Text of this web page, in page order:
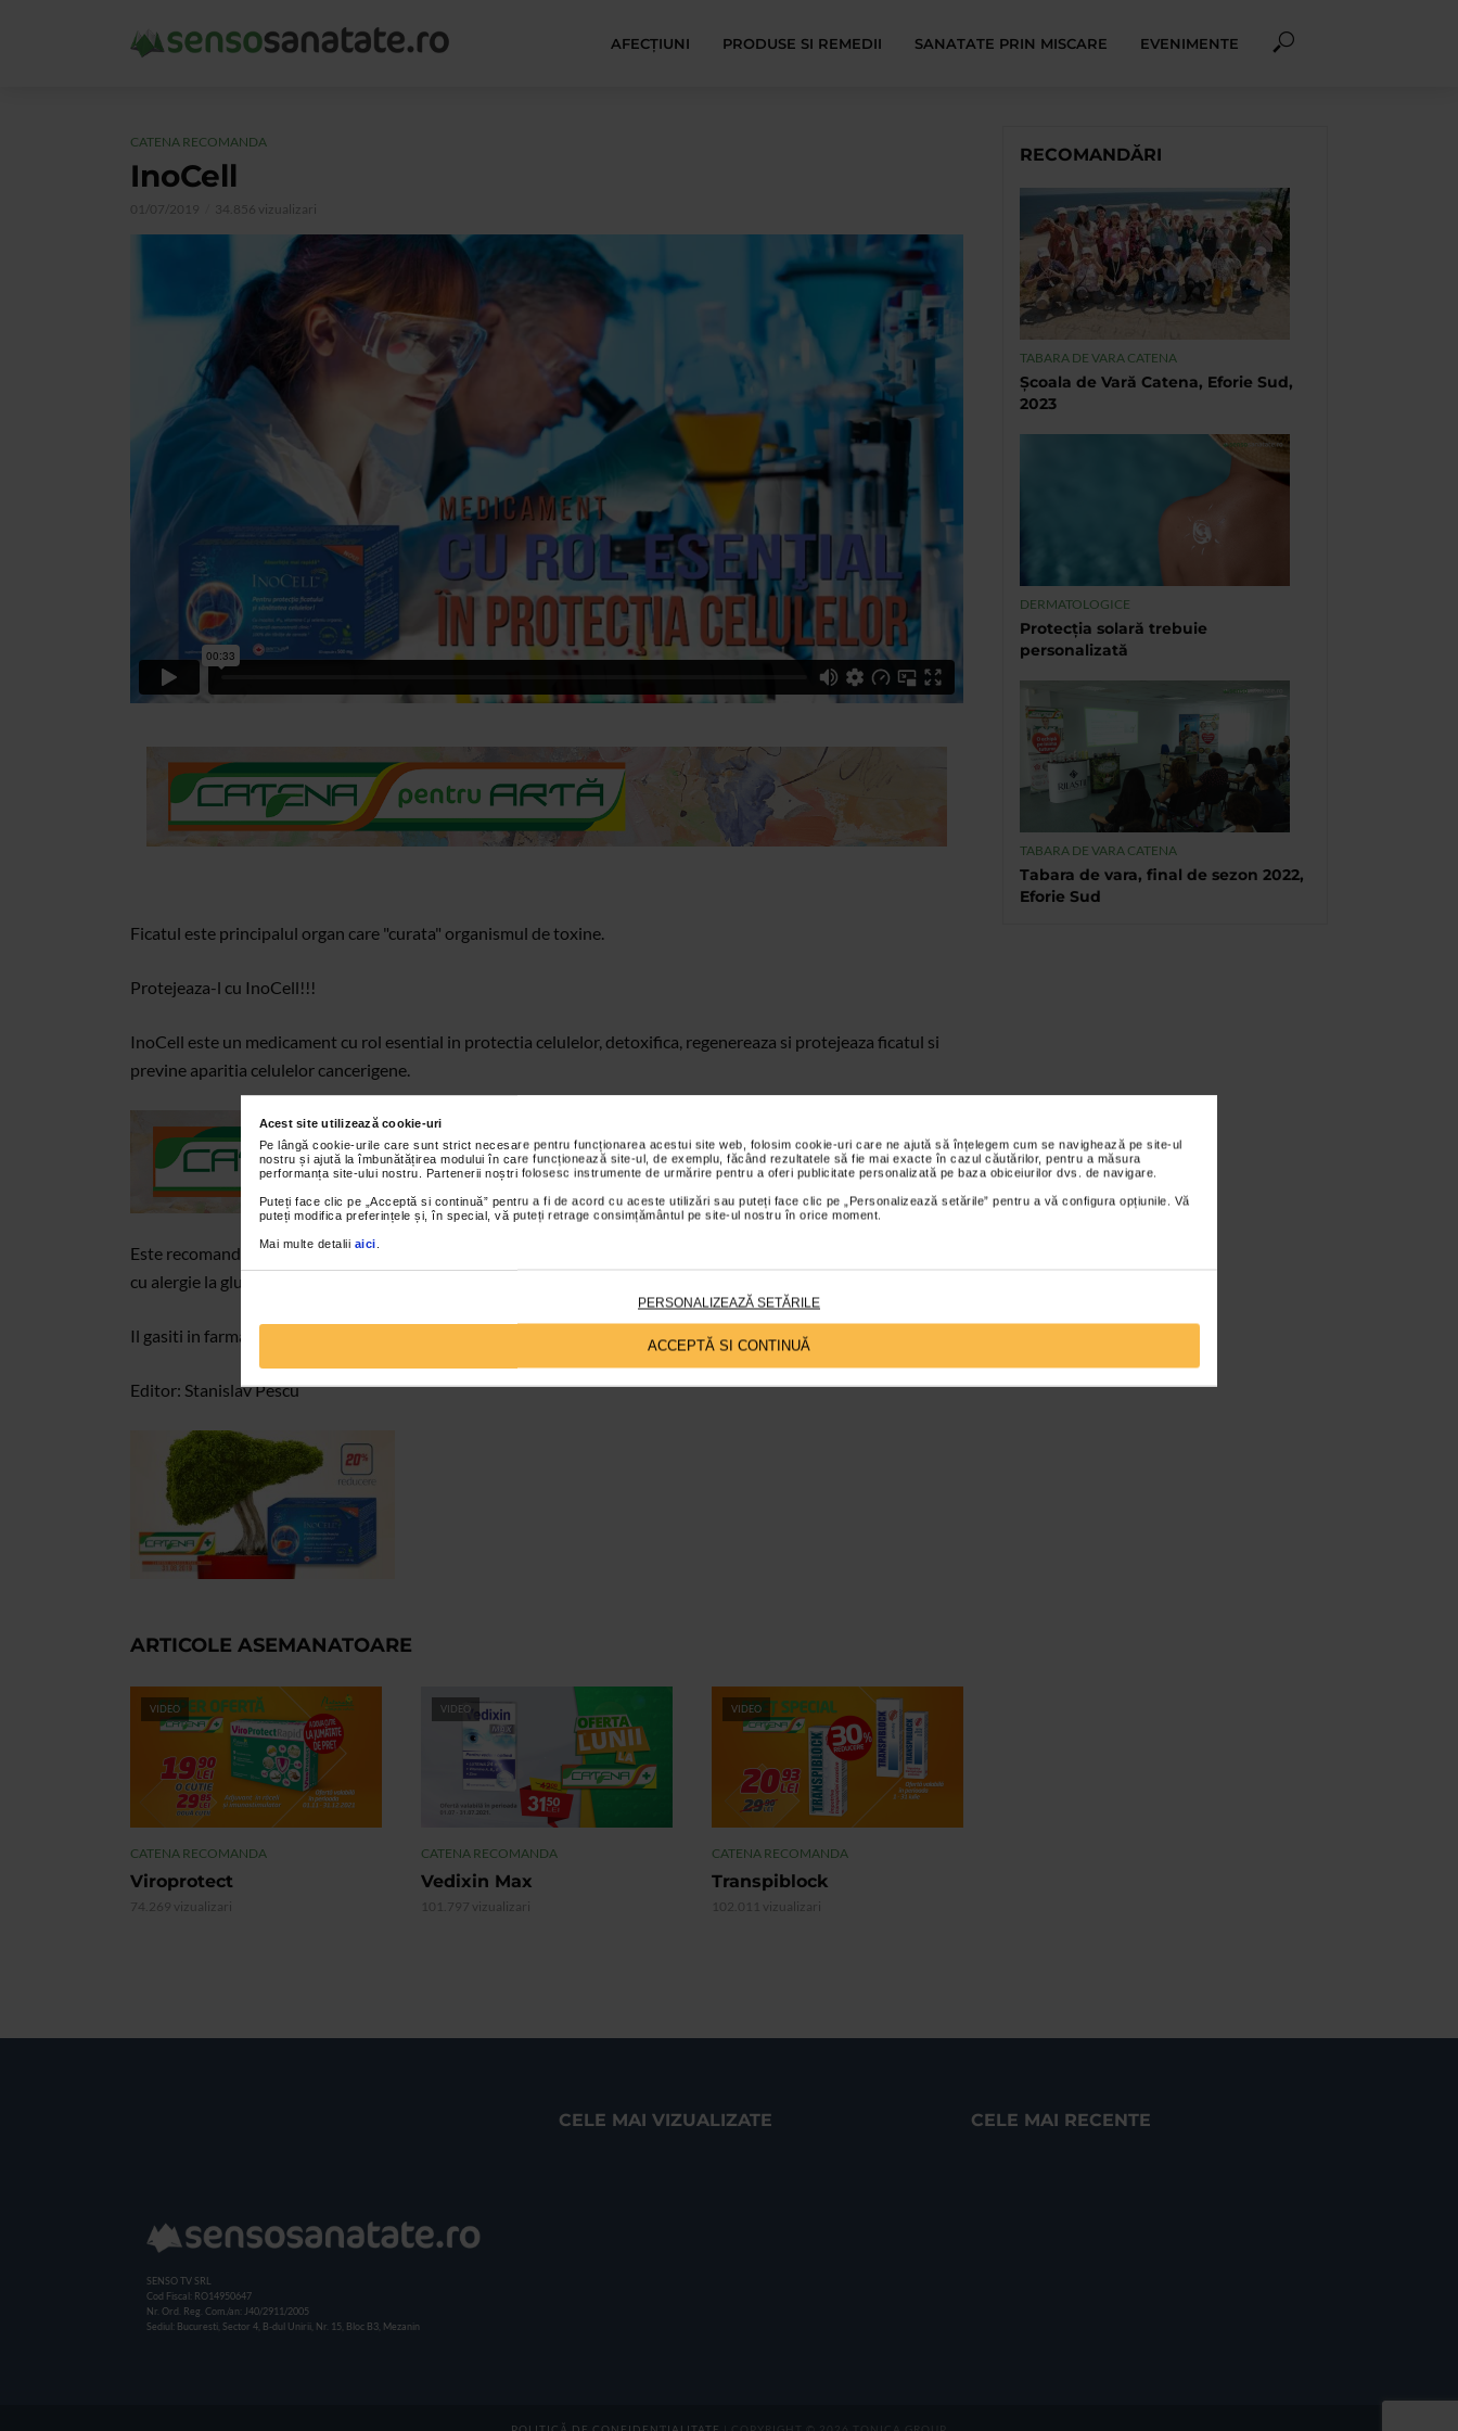
Acest site utilizează cookie-uri
Pe lângă cookie-urile care sunt strict necesare pentru funcționarea acestui site web, folosim cookie-uri care ne ajută să înțelegem cum se navighează pe site-ul
nostru și ajută la îmbunătățirea modului în care funcționează site-ul, de exemplu, făcând rezultatele să fie mai exacte în cazul căutărilor, pentru a măsura
performanța site-ului nostru. Partenerii noștri folosesc instrumente de urmărire pentru a oferi publicitate personalizată pe baza obiceiurilor dvs. de navigare.
Puteți face clic pe „Acceptă si continuă” pentru a fi de acord cu aceste utilizări sau puteți face clic pe „Personalizează setările” pentru a vă configura opțiunile. Vă
puteți modifica preferințele și, în special, vă puteți retrage consimțământul pe site-ul nostru în orice moment.
Mai multe detalii aici
PERSONALIZEAZĂ SETĂRILE
ACCEPTĂ SI CONTINUĂ
AFECŢIUNI PRODUSE SI REMEDII SANATATE PRIN MISCARE EVENIMENTE
CATENA RECOMANDA
InoCell
01/07/2019 34.856 vizualizari
Ficatul este principalul organ care "curata" organismul de toxine.
Protejeaza-l cu InoCell!!!
InoCell este un medicament cu rol esential in protectia celulelor, detoxifica, regenereaza si protejeaza ficatul si
previne aparitia celulelor cancerigene.
Este recomandat persoanelor slabite in urma stresului, bolilor, varstnicilor, persoanelor cu tract digestiv iritabil si
cu alergie la gluten.
Il gasiti in farmaciile Catena
Editor: Stanislav Pescu
ARTICOLE ASEMANATOARE
VIDEO
CATENA RECOMANDA
Viroprotect
74.269 vizualizari
VIDEO
CATENA RECOMANDA
Vedixin Max
101.797 vizualizari
VIDEO
CATENA RECOMANDA
Transpiblock
102.011 vizualizari
RECOMANDĂRI
TABARA DE VARA CATENA
Școala de Vară Catena, Eforie Sud,
2023
DERMATOLOGICE
Protecția solară trebuie
personalizată
TABARA DE VARA CATENA
Tabara de vara, final de sezon 2022,
Eforie Sud
SENSO TV SRL
Cod Fiscal: RO14950647
Nr. Ord. Reg. Com./an: J40/2911/2005
Sediul: Bucuresti, Sector 4, B-dul Unirii, Nr. 15, Bloc B3, Mezanin
CELE MAI VIZUALIZATE CELE MAI RECENTE